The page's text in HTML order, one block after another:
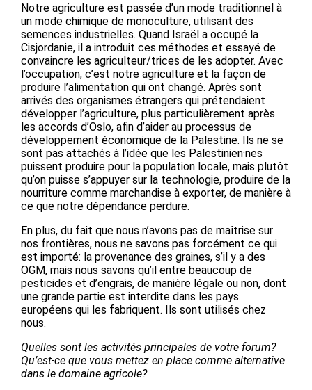
Notre agriculture est passée d’un mode traditionnel à
un mode chimique de monoculture, utilisant des
semences industrielles. Quand Israël a occupé la
Cisjordanie, il a introduit ces méthodes et essayé de
convaincre les agriculteur/trices de les adopter. Avec
l’occupation, c’est notre agriculture et la façon de
produire l’alimentation qui ont changé. Après sont
arrivés des organismes étrangers qui prétendaient
développer l’agriculture, plus particulièrement après
les accords d’Oslo, afin d’aider au processus de
développement économique de la Palestine. Ils ne se
sont pas attachés à l’idée que les Palestinien·nes
puissent produire pour la population locale, mais plutôt
qu’on puisse s’appuyer sur la technologie, produire de la
nourriture comme marchandise à exporter, de manière à
ce que notre dépendance perdure.
En plus, du fait que nous n’avons pas de maîtrise sur
nos frontières, nous ne savons pas forcément ce qui
est importé: la provenance des graines, s’il y a des
OGM, mais nous savons qu’il entre beaucoup de
pesticides et d’engrais, de manière légale ou non, dont
une grande partie est interdite dans les pays
européens qui les fabriquent. Ils sont utilisés chez
nous.
Quelles sont les activités principales de votre forum?
Qu’est-ce que vous mettez en place comme alternative
dans le domaine agricole?